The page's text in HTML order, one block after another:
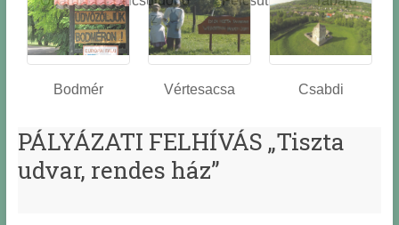
z
Bodmér Vértesacsa Csabdi
PÁLYÁZATI FELHÍVÁS „Tiszta
udvar, rendes ház”